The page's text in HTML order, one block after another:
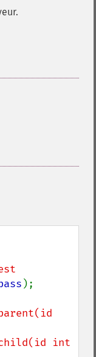
);
parent(id
child(id int